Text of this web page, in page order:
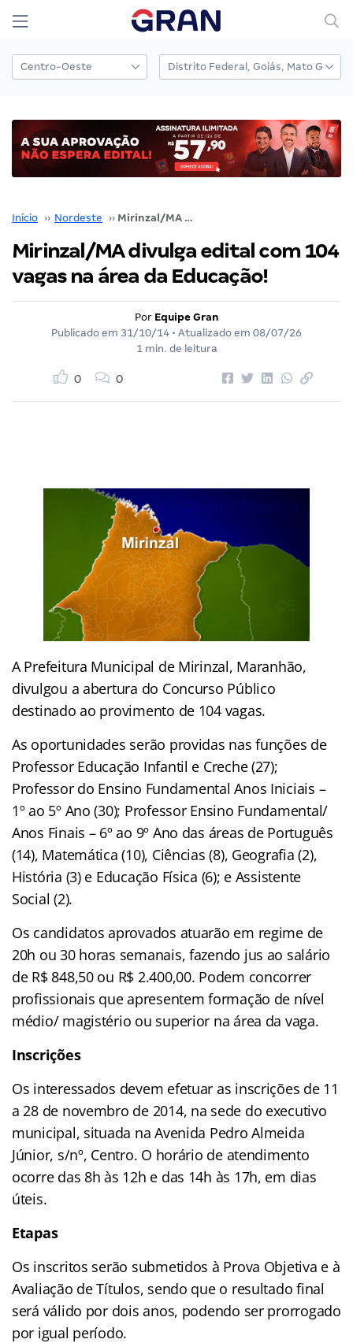
Início ›› Nordeste ›› Mirinzal/MA divulga edital com 104 vagas na área da Educação!
Mirinzal/MA divulga edital com 104
vagas na área da Educação!
Por Equipe Gran
Publicado em 31/10/14 • Atualizado em 08/07/26
1 min. de leitura
0 0
A Prefeitura Municipal de Mirinzal, Maranhão,
divulgou a abertura do Concurso Público
destinado ao provimento de 104 vagas.
As oportunidades serão providas nas funções de
Professor Educação Infantil e Creche (27);
Professor do Ensino Fundamental Anos Iniciais –
1º ao 5º Ano (30); Professor Ensino Fundamental/
Anos Finais – 6º ao 9º Ano das áreas de Português
(14), Matemática (10), Ciências (8), Geografia (2),
História (3) e Educação Física (6); e Assistente
Social (2).
Os candidatos aprovados atuarão em regime de
20h ou 30 horas semanais, fazendo jus ao salário
de R$ 848,50 ou R$ 2.400,00. Podem concorrer
profissionais que apresentem formação de nível
médio/ magistério ou superior na área da vaga.
Inscrições
Os interessados devem efetuar as inscrições de 11
a 28 de novembro de 2014, na sede do executivo
municipal, situada na Avenida Pedro Almeida
Júnior, s/nº, Centro. O horário de atendimento
ocorre das 8h às 12h e das 14h às 17h, em dias
úteis.
Etapas
Os inscritos serão submetidos à Prova Objetiva e à
Avaliação de Títulos, sendo que o resultado final
será válido por dois anos, podendo ser prorrogado
por igual período.